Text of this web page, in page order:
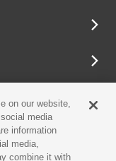
on our website,
media
information
media,
combine it with